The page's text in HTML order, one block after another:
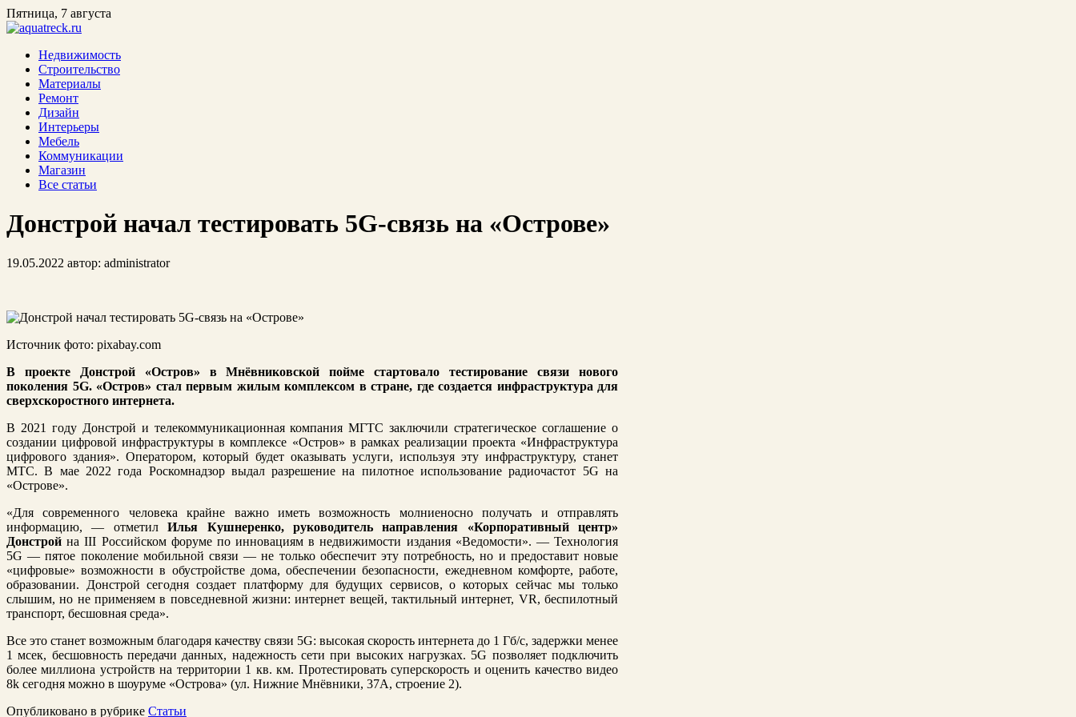
Пятница, 7 августа
Недвижимость
Строительство
Материалы
Ремонт
Дизайн
Интерьеры
Мебель
Коммуникации
Магазин
Все статьи
Донстрой начал тестировать 5G-связь на «Острове»
19.05.2022 автор: administrator
Источник фото: pixabay.com
В проекте Донстрой «Остров» в Мнёвниковской пойме стартовало тестирование связи нового
поколения 5G. «Остров» стал первым жилым комплексом в стране, где создается инфраструктура для
сверхскоростного интернета.
В 2021 году Донстрой и телекоммуникационная компания МГТС заключили стратегическое соглашение о
создании цифровой инфраструктуры в комплексе «Остров» в рамках реализации проекта «Инфраструктура
цифрового здания». Оператором, который будет оказывать услуги, используя эту инфраструктуру, станет
МТС. В мае 2022 года Роскомнадзор выдал разрешение на пилотное использование радиочастот 5G на
«Острове».
«Для современного человека крайне важно иметь возможность молниеносно получать и отправлять
информацию, — отметилИлья Кушнеренко, руководитель направления «Корпоративный центр»
Донстройна III Российском форуме по инновациям в недвижимости издания «Ведомости». — Технология
5G — пятое поколение мобильной связи — не только обеспечит эту потребность, но и предоставит новые
«цифровые» возможности в обустройстве дома, обеспечении безопасности, ежедневном комфорте, работе,
образовании. Донстрой сегодня создает платформу для будущих сервисов, о которых сейчас мы только
слышим, но не применяем в повседневной жизни: интернет вещей, тактильный интернет, VR, беспилотный
транспорт, бесшовная среда».
Все это станет возможным благодаря качеству связи 5G: высокая скорость интернета до 1 Гб/с, задержки менее
1 мсек, бесшовность передачи данных, надежность сети при высоких нагрузках. 5G позволяет подключить
более миллиона устройств на территории 1 кв. км. Протестировать суперскорость и оценить качество видео
8k сегодня можно в шоуруме «Острова» (ул. Нижние Мнёвники, 37А, строение 2).
Опубликовано в рубрике Статьи